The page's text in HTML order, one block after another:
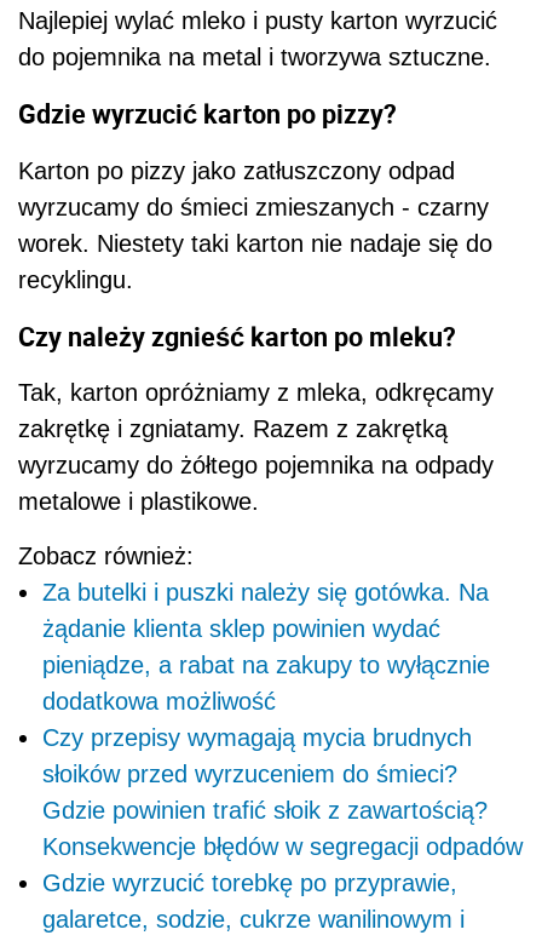
Najlepiej wylać mleko i pusty karton wyrzucić
do pojemnika na metal i tworzywa sztuczne.
Gdzie wyrzucić karton po pizzy?
Karton po pizzy jako zatłuszczony odpad
wyrzucamy do śmieci zmieszanych - czarny
worek. Niestety taki karton nie nadaje się do
recyklingu.
Czy należy zgnieść karton po mleku?
Tak, karton opróżniamy z mleka, odkręcamy
zakrętkę i zgniatamy. Razem z zakrętką
wyrzucamy do żółtego pojemnika na odpady
metalowe i plastikowe.
Zobacz również:
Za butelki i puszki należy się gotówka. Na
żądanie klienta sklep powinien wydać
pieniądze, a rabat na zakupy to wyłącznie
dodatkowa możliwość
Czy przepisy wymagają mycia brudnych
słoików przed wyrzuceniem do śmieci?
Gdzie powinien trafić słoik z zawartością?
Konsekwencje błędów w segregacji odpadów
Gdzie wyrzucić torebkę po przyprawie,
galaretce, sodzie, cukrze wanilinowym i